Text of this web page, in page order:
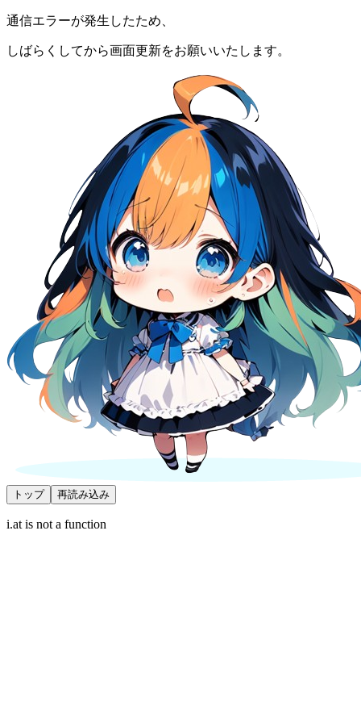
通信エラーが発生したため、
しばらくしてから画面更新をお願いいたします。
トップ 再読み込み
i.at is not a function